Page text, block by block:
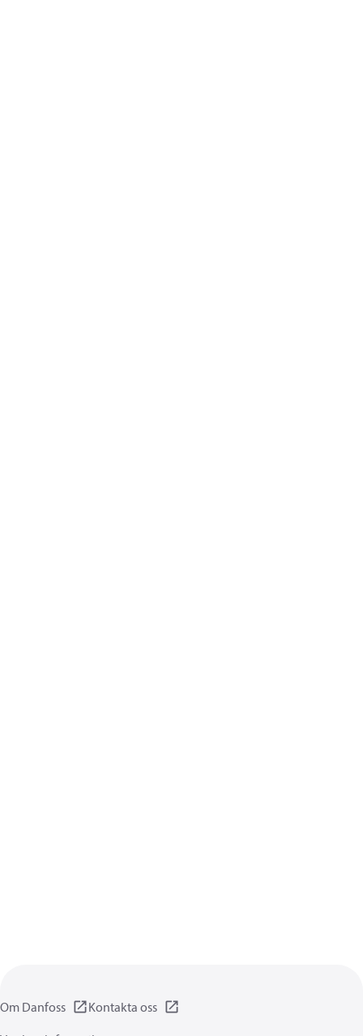
Om Danfoss
Kontakta oss